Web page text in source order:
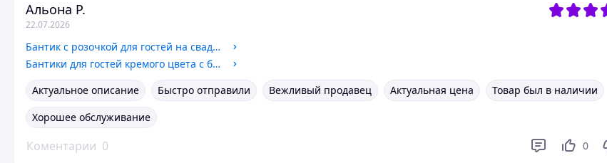
Альона Р.
22.07.2026
Бантик с розочкой для гостей на свадьбе зеленого цвета
Бантики для гостей кремого цвета с бусиной
Актуальное описание
Быстро отправили Вежливый продавец Актуальная цена
Товар был в наличии
Хорошее обслуживание
Коментарии 0 0